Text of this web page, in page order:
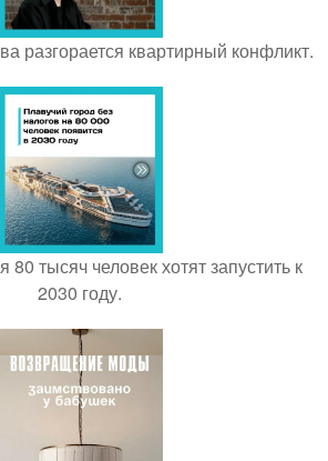
разгорается квартирный конфликт.
80 тысяч человек хотят запустить к
2030 году.